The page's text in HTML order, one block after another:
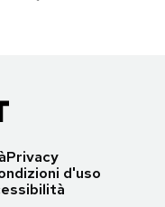
Privacy
d'uso